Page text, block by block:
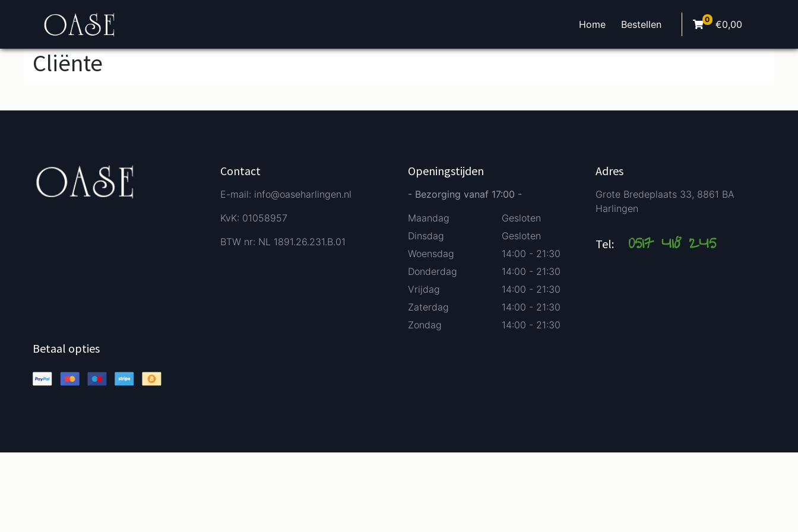
Home Bestellen 0 €0,00
Cliёnte
Contact
E-mail: info@oaseharlingen.nl
KvK: 01058957
BTW nr: NL 1891.26.231.B.01
Openingstijden
- Bezorging vanaf 17:00 -
Maandag
Dinsdag
Woensdag
Donderdag
Vrijdag
Zaterdag
Zondag
Gesloten
Gesloten
14:00 - 21:30
14:00 - 21:30
14:00 - 21:30
14:00 - 21:30
14:00 - 21:30
Adres
Grote Bredeplaats 33, 8861 BA
Harlingen
Tel: 0517 418 245
Betaal opties